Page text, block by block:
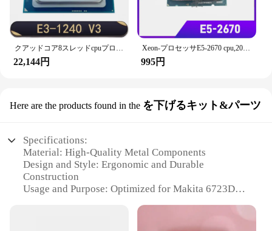
クアッドコア8スレッドcpuプロセッサ,10個,xeon E3-1240 v3 e3 1240 v3 e3 1240v3 3.4 ghz,8m,80w,lga 1150
22,144円
Xeon-プロセッサE5-2670 cpu,20mb,8コア,2.60 ghz,8.00 gt/s lga 2011,srokx e5 2670 cpu
995円
Here are the products found in the を下げるキット&パーツ
Specifications:
Material: High-Quality Metal Components
Design and Style: Ergonomic and Durable
Construction
Usage and Purpose: Optimized for Makita 6723DW
Typical Adaptive Scenario: Versatile for Various